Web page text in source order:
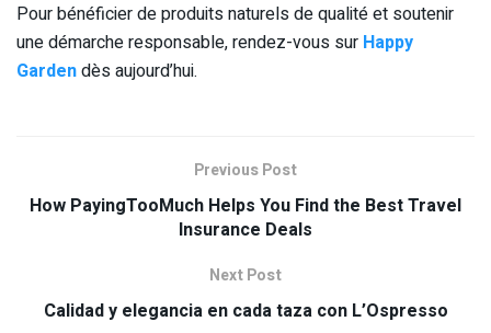
Pour bénéficier de produits naturels de qualité et soutenir
une démarche responsable, rendez-vous sur Happy
Gardendès aujourd’hui.
Previous Post
How PayingTooMuch Helps You Find the Best Travel
Insurance Deals
Next Post
Calidad y elegancia en cada taza con L’Ospresso